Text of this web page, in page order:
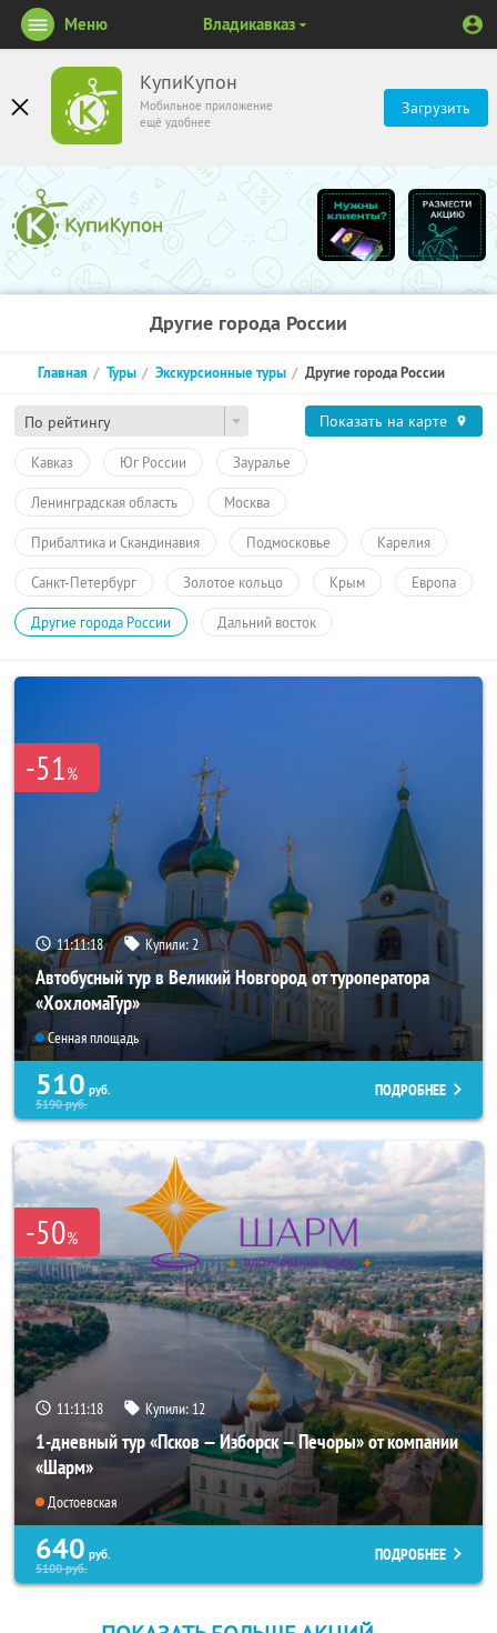
КупиКупон
Мобильное приложение
ещё удобнее
Загрузить
Меню Владикавказ
Другие города России
По рейтингу
Главная Туры Экскурсионные туры Другие города России
Показать на карте
Кавказ Юг России Зауралье
Ленинградская область Москва
Прибалтика и Скандинавия Подмосковье Карелия
Санкт-Петербург Золотое кольцо Крым Европа
Другие города России Дальний восток
-51%
11:11:18 Купили: 2
Автобусный тур в Великий Новгород от туроператора
«ХохломаТур»
Сенная площадь
510 руб.
5190руб.
ПОДРОБНЕЕ
-50%
11:11:18 Купили: 12
1-дневный тур «Псков — Изборск — Печоры» от компании
«Шарм»
Достоевская
640 руб.
5100руб.
ПОДРОБНЕЕ